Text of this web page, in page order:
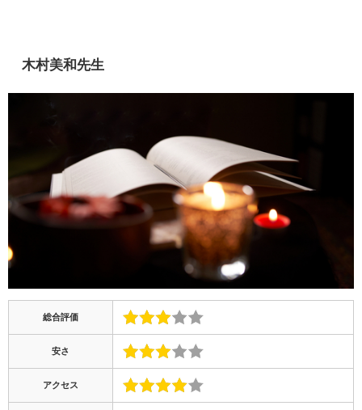
木村美和先生
総合評価
安さ
アクセス